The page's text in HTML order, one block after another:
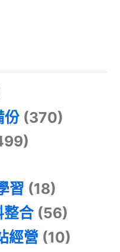
份 (370)
習 (18)
整合(56)
經營 (10)